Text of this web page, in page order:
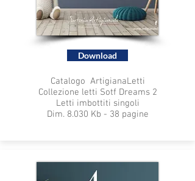
Download
Catalogo ArtigianaLetti
Collezione letti Sotf Dreams 2
Letti imbottiti singoli
Dim. 8.030 Kb - 38 pagine